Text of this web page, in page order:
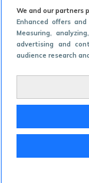
We and our partners
Enhanced offers and
Measuring,
advertising and
audience research
valeur des
qualité et la